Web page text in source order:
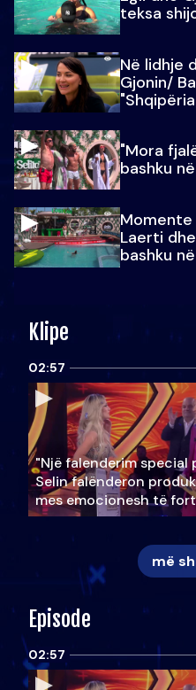
teksa
Në lidhje
Gjonin/
"Mora
bashku
Laerti
bashku
Klipe
02:57
"Një falenderim special
Selin falënderon
mes emocionesh të
më
Episode
02:57